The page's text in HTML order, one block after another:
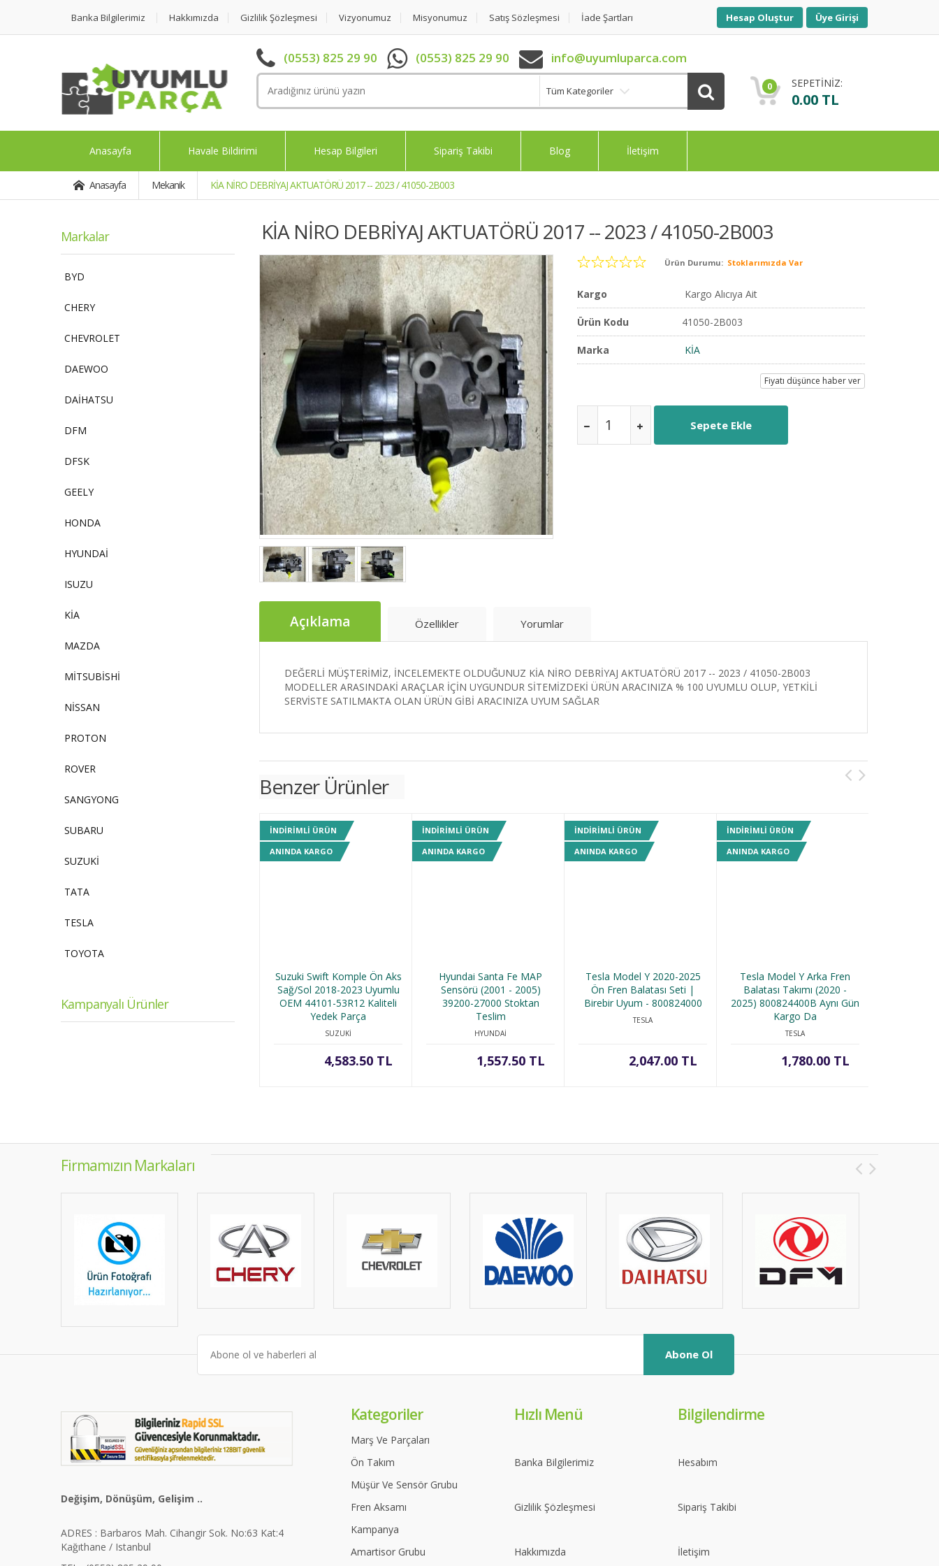
Banka Bilgilerimiz Hakkımızda Gizlilik Şözleşmesi Vizyonumuz Misyonumuz Satış Sözleşmesi İade Şartları Hesap Oluştur Üye Girişi
(0553) 825 29 90 (0553) 825 29 90 info@uyumluparca.com
Tüm Kategoriler 0 SEPETİNİZ:
0.00 TL
Anasayfa Havale Bildirimi Hesap Bilgileri Sipariş Takibi Blog İletişim
Anasayfa Mekanik KİA NİRO DEBRİYAJ AKTUATÖRÜ 2017 -- 2023 / 41050-2B003
Markalar
BYD
CHERY
CHEVROLET
DAEWOO
DAİHATSU
DFM
DFSK
GEELY
HONDA
HYUNDAİ
ISUZU
KİA
MAZDA
MİTSUBİSHİ
NİSSAN
PROTON
ROVER
SANGYONG
SUBARU
SUZUKİ
TATA
TESLA
TOYOTA
Kampanyalı Ürünler
KİA NİRO DEBRİYAJ AKTUATÖRÜ 2017 -- 2023 / 41050-2B003
Ürün Durumu: Stoklarımızda Var
Kargo Kargo Alıcıya Ait
Ürün Kodu 41050-2B003
Marka KİA
Fiyatı düşünce haber ver
Açıklama Özellikler Yorumlar
DEĞERLİ MÜŞTERİMİZ, İNCELEMEKTE OLDUĞUNUZ KİA NİRO DEBRİYAJ AKTUATÖRÜ 2017 -- 2023 / 41050-2B003
MODELLER ARASINDAKİ ARAÇLAR İÇİN UYGUNDUR SİTEMİZDEKİ ÜRÜN ARACINIZA % 100 UYUMLU OLUP, YETKİLİ
SERVİSTE SATILMAKTA OLAN ÜRÜN GİBİ ARACINIZA UYUM SAĞLAR
Benzer Ürünler
INDIRIMLI ÜRÜN
ANINDA KARGO
Suzuki Swift Komple Ön Aks
Sağ/Sol 2018-2023 Uyumlu
OEM 44101-53R12 Kaliteli
Yedek Parça
SUZUKİ
4,583.50 TL
INDIRIMLI ÜRÜN
ANINDA KARGO
Hyundai Santa Fe MAP
Sensörü (2001 - 2005)
39200-27000 Stoktan
Teslim
HYUNDAİ
1,557.50 TL
INDIRIMLI ÜRÜN
ANINDA KARGO
Tesla Model Y 2020-2025
Ön Fren Balatası Seti |
Birebir Uyum - 800824000
TESLA
2,047.00 TL
INDIRIMLI ÜRÜN
ANINDA KARGO
Tesla Model Y Arka Fren
Balatası Takımı (2020 -
2025) 800824400B Aynı Gün
Kargo Da
TESLA
1,780.00 TL
Firmamızın Markaları
Abone Ol
Değişim, Dönüşüm, Gelişim ..
ADRES : Barbaros Mah. Cihangir Sok. No:63 Kat:4
Kağıthane / Istanbul
Kategoriler
Marş Ve Parçaları
Ön Takım
Müşür Ve Sensör Grubu
Fren Aksamı
Kampanya
Amartisor Grubu
Hızlı Menü
Banka Bilgilerimiz
Gizlilik Şözleşmesi
Hakkımızda
Bilgilendirme
Hesabım
Sipariş Takibi
İletişim